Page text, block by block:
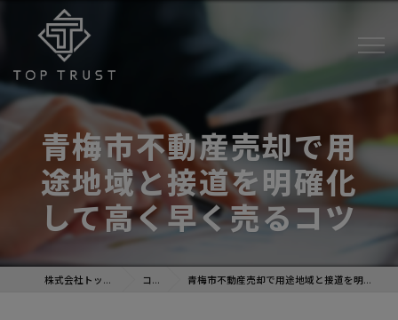
青梅市不動産売却で用
途地域と接道を明確化
して高く早く売るコツ
株式会社トップトラスト コラム 青梅市不動産売却で用途地域と接道を明確化して高く早く売るコツ